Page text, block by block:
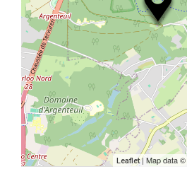
Leaflet| Map data ©